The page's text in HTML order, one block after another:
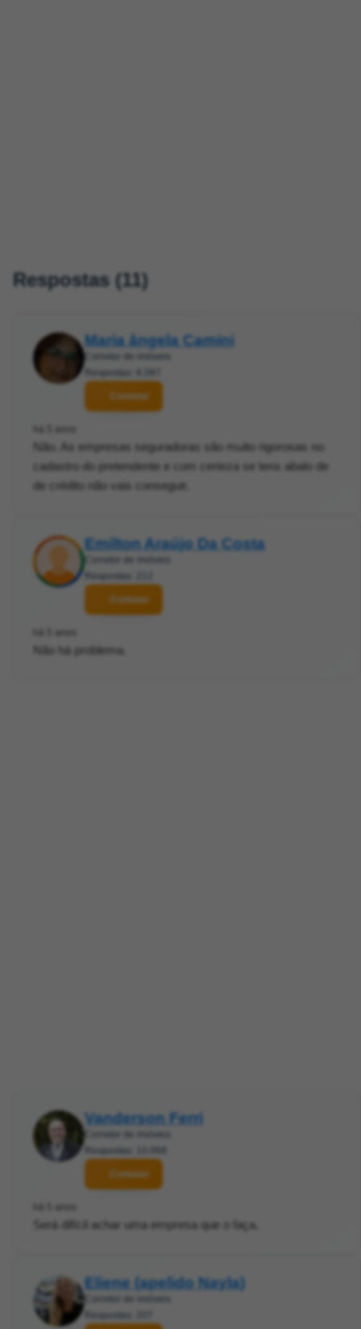
Respostas (11)
Maria ângela Camini
Corretor de imóveis
Respostas: 8.097
Contatar
há 5 anos
Não. As empresas seguradoras são muito rigorosas no
cadastro do pretendente e com certeza se tens abalo de
de crédito não vais conseguir.
Emilton Araújo Da Costa
Corretor de imóveis
Respostas: 212
Contatar
há 5 anos
Não há problema.
Vanderson Ferri
Corretor de imóveis
Respostas: 10.068
Contatar
há 5 anos
Será difícil achar uma empresa que o faça.
Eliene (apelido Nayla)
Corretor de imóveis
Respostas: 207